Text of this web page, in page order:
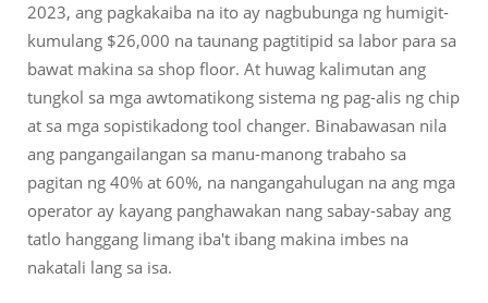
2023, ang pagkakaiba na ito ay nagbubunga ng humigit-
kumulang $26,000 na taunang pagtitipid sa labor para sa
bawat makina sa shop floor. At huwag kalimutan ang
tungkol sa mga awtomatikong sistema ng pag-alis ng chip
at sa mga sopistikadong tool changer. Binabawasan nila
ang pangangailangan sa manu-manong trabaho sa
pagitan ng 40% at 60%, na nangangahulugan na ang mga
operator ay kayang panghawakan nang sabay-sabay ang
tatlo hanggang limang iba't ibang makina imbes na
nakatali lang sa isa.